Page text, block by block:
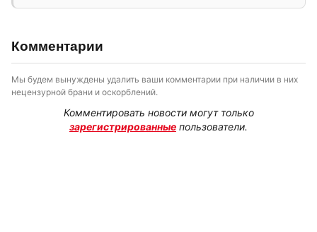
Комментарии
Мы будем вынуждены удалить ваши комментарии при наличии в них
нецензурной брани и оскорблений.
Комментировать новости могут только
зарегистрированные пользователи.